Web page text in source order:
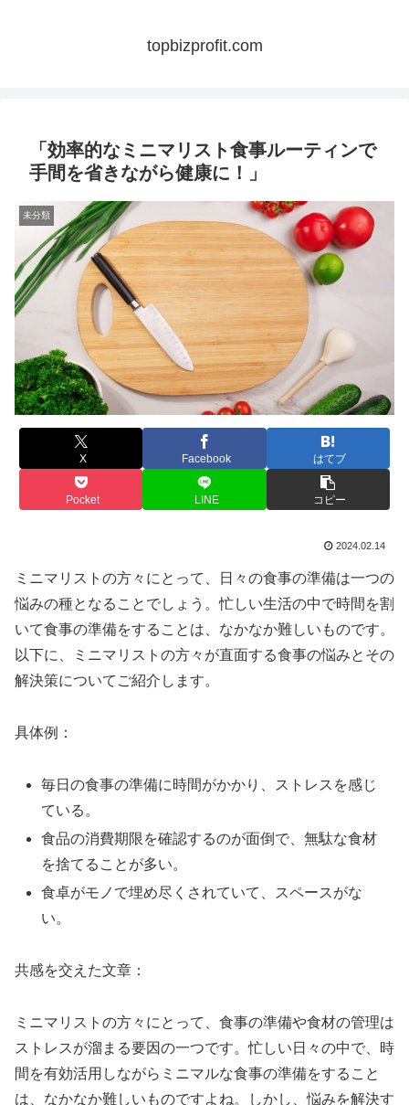
topbizprofit.com
「効率的なミニマリスト食事ルーティンで
手間を省きながら健康に！」
未分類
X Facebook はてブ
Pocket LINE コピー
2024.02.14
ミニマリストの方々にとって、日々の食事の準備は一つの
悩みの種となることでしょう。忙しい生活の中で時間を割
いて食事の準備をすることは、なかなか難しいものです。
以下に、ミニマリストの方々が直面する食事の悩みとその
解決策についてご紹介します。
具体例：
毎日の食事の準備に時間がかかり、ストレスを感じ
ている。
食品の消費期限を確認するのが面倒で、無駄な食材
を捨てることが多い。
食卓がモノで埋め尽くされていて、スペースがな
い。
共感を交えた文章：
ミニマリストの方々にとって、食事の準備や食材の管理は
ストレスが溜まる要因の一つです。忙しい日々の中で、時
間を有効活用しながらミニマルな食事の準備をすること
は、なかなか難しいものですよね。しかし、悩みを解決す